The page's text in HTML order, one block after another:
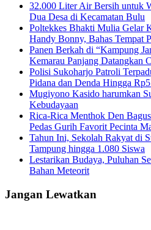
32.000 Liter Air Bersih untuk
Dua Desa di Kecamatan Bulu
Poltekkes Bhakti Mulia Gelar
Handy Bonny, Bahas Tempat
Panen Berkah di “Kampung
Kemarau Panjang Datangkan
Polisi Sukoharjo Patroli
Pidana dan Denda Hingga
Mugiyono Kasido harumkan
Kebudayaan
Rica-Rica Menthok Den
Pedas Gurih Favorit Pecinta
Tahun Ini, Sekolah Rakyat di
Tampung hingga 1.080 Siswa
Lestarikan Budaya, Puluhan
Bahan Meteorit
Jangan Lewatkan